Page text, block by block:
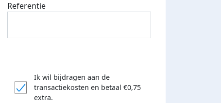
Donateurs bedankt
Referentie
Ik wil bijdragen aan de
transactiekosten en betaal €0,75
extra.